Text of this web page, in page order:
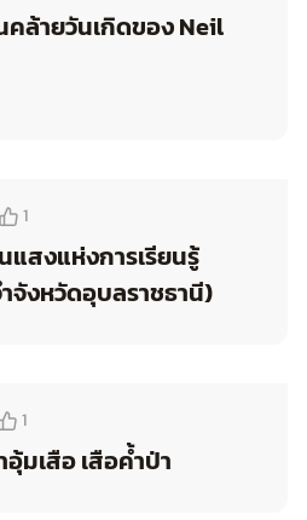
คล้ายวันเกิดของ Neil
1
แสงแห่งการเรียนรู้
จังหวัดอุบลราชธานี)
1
มเสือ เสือค้ำป่า